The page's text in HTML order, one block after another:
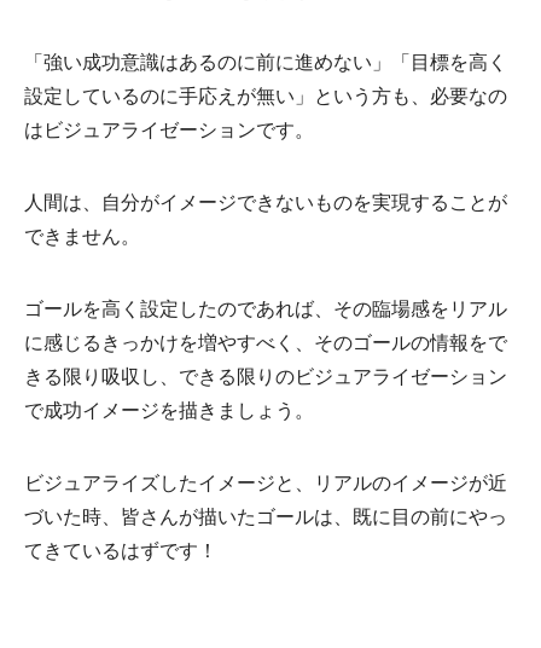
「強い成功意識はあるのに前に進めない」「目標を高く
設定しているのに手応えが無い」という方も、必要なの
はビジュアライゼーションです。
人間は、自分がイメージできないものを実現することが
できません。
ゴールを高く設定したのであれば、その臨場感をリアル
に感じるきっかけを増やすべく、そのゴールの情報をで
きる限り吸収し、できる限りのビジュアライゼーション
で成功イメージを描きましょう。
ビジュアライズしたイメージと、リアルのイメージが近
づいた時、皆さんが描いたゴールは、既に目の前にやっ
てきているはずです！